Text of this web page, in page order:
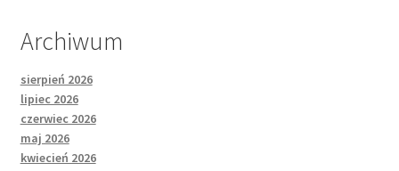
Archiwum
sierpień 2026
lipiec 2026
czerwiec 2026
maj 2026
kwiecień 2026